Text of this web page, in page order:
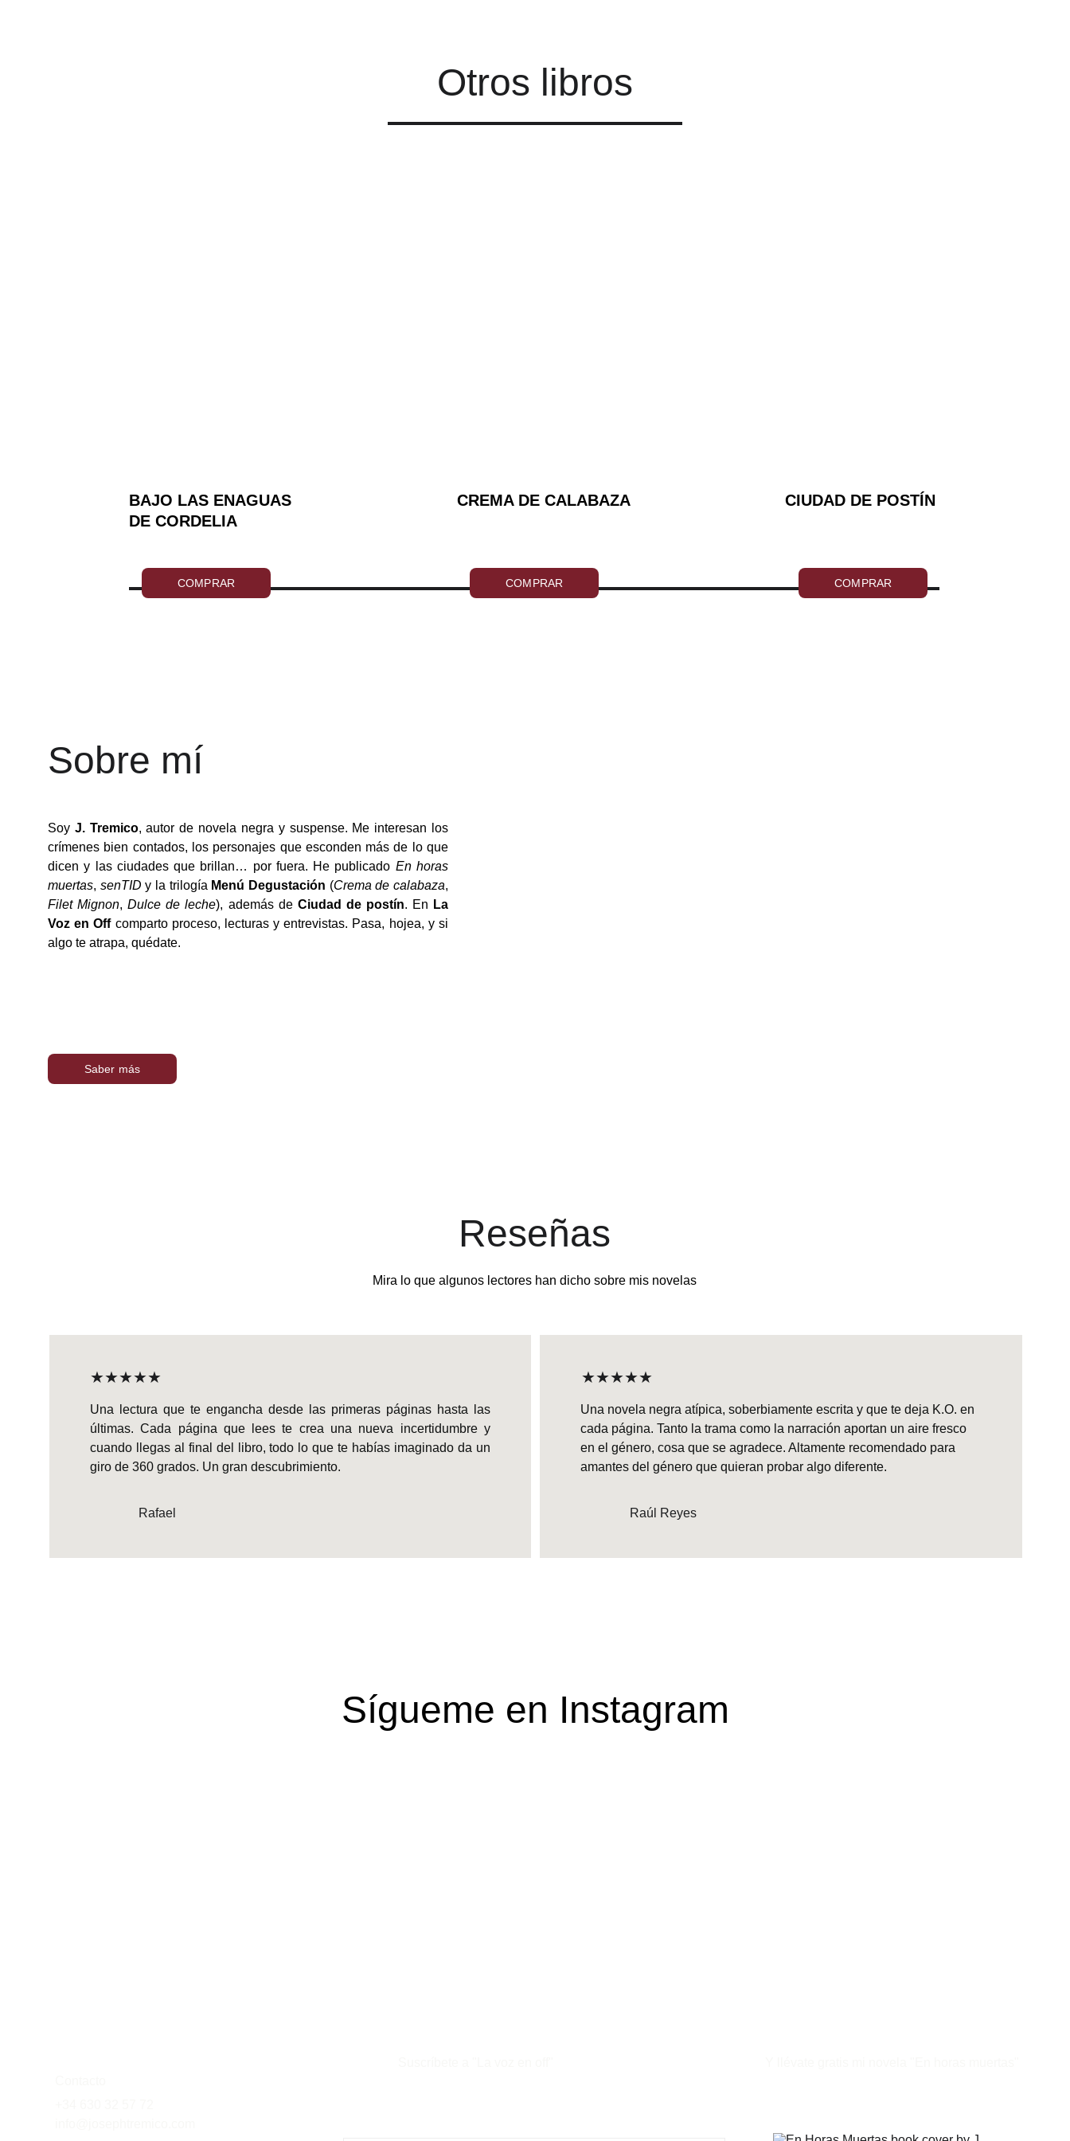
Otros libros
CREMA DE CALABAZA CIUDAD DE POSTÍN
BAJO LAS ENAGUAS
DE CORDELIA
COMPRAR COMPRAR COMPRAR
Sobre mí
Soy J. Tremico, autor de novela negra y suspense. Me interesan los
crímenes bien contados, los personajes que esconden más de lo que
dicen y las ciudades que brillan… por fuera. He publicado En horas
muertas, senTID y la trilogía Menú Degustación (Crema de calabaza,
Filet Mignon,Dulce de leche), además de Ciudad de postín. En La
Voz en Offcomparto proceso, lecturas y entrevistas. Pasa, hojea, y si
algo te atrapa, quédate.
Saber más
Reseñas
Mira lo que algunos lectores han dicho sobre mis novelas
Una novela negra atípica, soberbiamente escrita y que te deja K.O. en
cada página. Tanto la trama como la narración aportan un aire fresco
en el género, cosa que se agradece. Altamente recomendado para
amantes del género que quieran probar algo diferente.
Raúl Reyes
Una lectura que te engancha desde las primeras páginas hasta las
últimas. Cada página que lees te crea una nueva incertidumbre y
cuando llegas al final del libro, todo lo que te habías imaginado da un
giro de 360 grados. Un gran descubrimiento.
Rafael
★★★★★
★★★★★
Sígueme en Instagram